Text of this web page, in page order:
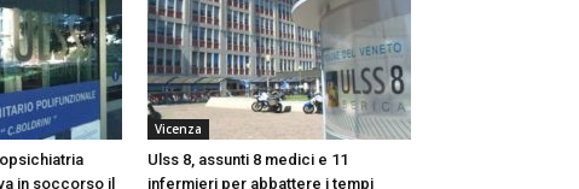
in soccorso il
Vicenza
Ulss 8, assunti 8 medici e 11
infermieri per abbattere i tempi